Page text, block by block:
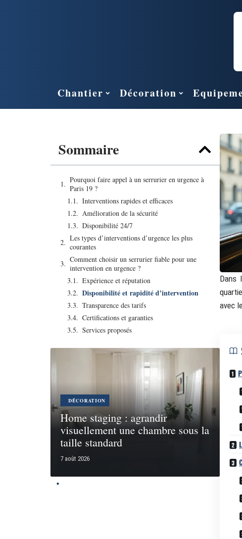
Chantier Décoration
Sommaire
Pourquoi faire appel à un serrurier en urgence à
Paris 19 ?
Interventions rapides et efficaces
Amélioration de la sécurité
Disponibilité 24/7
Les types d’interventions d’urgence les plus
courantes
Comment choisir un serrurier fiable pour une
intervention en urgence ?
Expérience et réputation
Disponibilité et rapidité d’intervention
Transparence des tarifs
Certifications et garanties
Services proposés
DÉCORATION
Home staging : agrandir
visuellement une chambre sous la
taille standard
7 août 2026
Dans
avec